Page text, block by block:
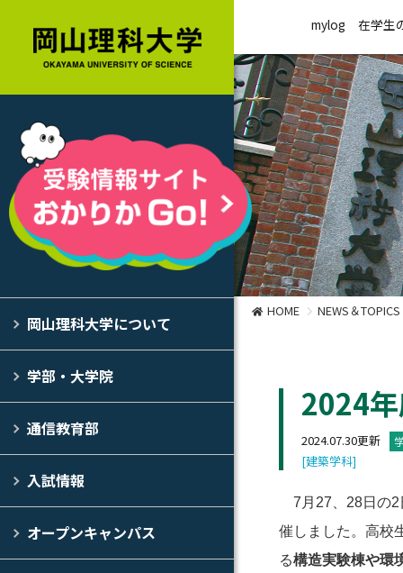
岡山理科大学について
学部・大学院
通信教育部
入試情報
オープンキャンパス
mylog 在学生
HOME NEWS＆TOPICS
2024
2024.07.30更新
[建築学科]
7月27、28日の2
催しました。高校
る構造実験棟や環